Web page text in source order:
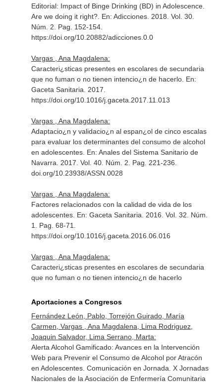
Editorial: Impact of Binge Drinking (BD) in Adolescence.
Are we doing it right?. En: Adicciones. 2018. Vol. 30.
Núm. 2. Pag. 152-154.
https://doi.org/10.20882/adicciones.0.0
Vargas , Ana Magdalena:
Caracteri¿sticas presentes en escolares de secundaria
que no fuman o no tienen intencio¿n de hacerlo. En:
Gaceta Sanitaria . 2017.
https://doi.org/10.1016/j.gaceta.2017.11.013
Vargas , Ana Magdalena:
Adaptacio¿n y validacio¿n al espan¿ol de cinco escalas
para evaluar los determinantes del consumo de alcohol
en adolescentes. En: Anales del Sistema Sanitario de
Navarra . 2017. Vol. 40. Núm. 2. Pag. 221-236.
doi.org/10.23938/ASSN.0028
Vargas , Ana Magdalena:
Factores relacionados con la calidad de vida de los
adolescentes. En: Gaceta Sanitaria . 2016. Vol. 32. Núm.
1. Pag. 68-71.
https://doi.org/10.1016/j.gaceta.2016.06.016
Vargas , Ana Magdalena:
Caracteri¿sticas presentes en escolares de secundaria
que no fuman o no tienen intencio¿n de hacerlo
Aportaciones a Congresos
Fernández León, Pablo, Torrejón Guirado, María
Carmen, Vargas , Ana Magdalena, Lima Rodriguez,
Joaquin Salvador, Lima Serrano, Marta:
Alerta Alcohol Gamificado: Avances en la Intervención
Web para Prevenir el Consumo de Alcohol por Atracón
en Adolescentes. Comunicación en Jornada. X Jornadas
Nacionales de la Asociación de Enfermería Comunitaria